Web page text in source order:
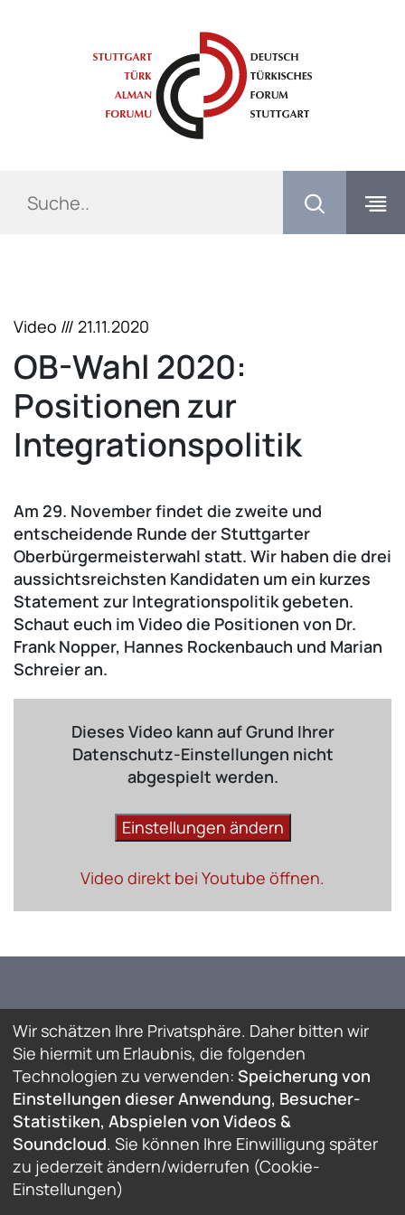
Inhaltsbereich
Video /// 21.11.2020
OB-Wahl 2020:
Positionen zur
Integrationspolitik
Am 29. November findet die zweite und
entscheidende Runde der Stuttgarter
Oberbürgermeisterwahl statt. Wir haben die drei
aussichtsreichsten Kandidaten um ein kurzes
Statement zur Integrationspolitik gebeten.
Schaut euch im Video die Positionen von Dr.
Frank Nopper, Hannes Rockenbauch und Marian
Schreier an.
Dieses Video kann auf Grund Ihrer
Datenschutz-Einstellungen nicht
abgespielt werden.
Einstellungen ändern
Video direkt bei Youtube öffnen.
© Deutsch-Türkisches Forum e.V. / Stuttgart Türk-
Alman Forumu
Wir schätzen Ihre Privatsphäre. Daher bitten wir
Sie hiermit um Erlaubnis, die folgenden
Technologien zu verwenden: Speicherung von
Einstellungen dieser Anwendung, Besucher-
Statistiken, Abspielen von Videos &
Soundcloud. Sie können Ihre Einwilligung später
zu jederzeit ändern/widerrufen (Cookie-
Einstellungen)